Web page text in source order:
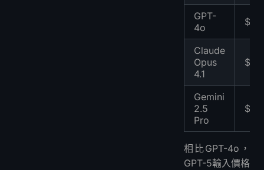
GPT-
4o
Claude
Opus
4.1
Gemini
2.5
Pro
相比GPT-4o，
GPT-5輸入價格